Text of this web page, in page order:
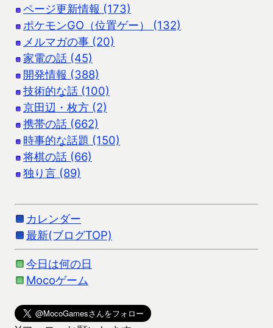
ページ更新情報 (173)
ポケモンGO（位置ゲー） (132)
メルマガの事 (20)
家電の話 (45)
開発情報 (388)
技術的な話 (100)
京田辺・枚方 (2)
携帯の話 (662)
時事的な話題 (150)
将棋の話 (66)
独り言 (89)
カレンダー
最新(ブログTOP)
今日は何の日
Mocoゲーム